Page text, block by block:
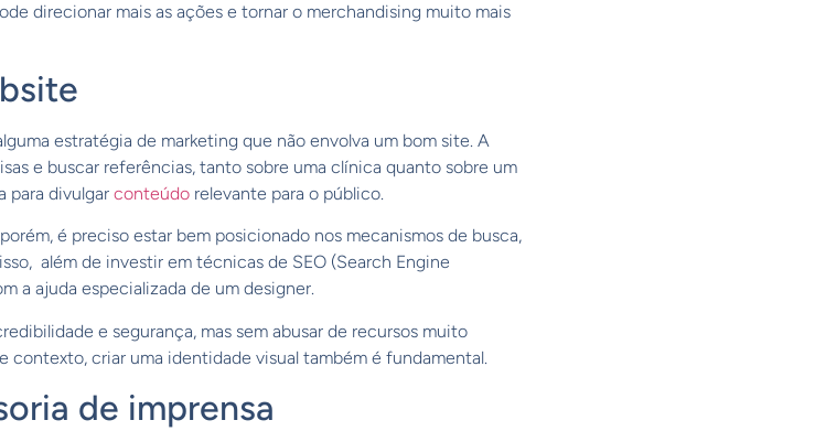
direcionar mais as ações e tornar o merchandising muito mais
estratégia de marketing que não envolva um bom site. A
e buscar referências, tanto sobre uma clínica quanto sobre um
para divulgar conteúdo relevante para o público.
é preciso estar bem posicionado nos mecanismos de busca,
além de investir em técnicas de SEO (Search Engine
a ajuda especializada de um designer.
e segurança, mas sem abusar de recursos muito
contexto, criar uma identidade visual também é fundamental.
de imprensa